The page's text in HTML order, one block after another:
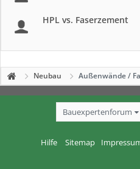
HPL vs. Faserzement
Neubau Außenwände /
Bauexpertenforum
Hilfe Sitemap